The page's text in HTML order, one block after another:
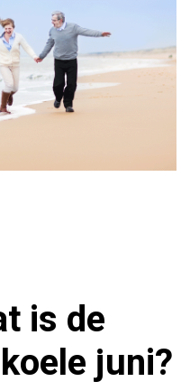
is de
juni?